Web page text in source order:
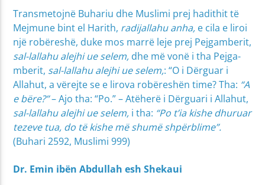
Transmetojnë Buhariu dhe Muslimi prej hadithit të
Mejmune bint el Harith, radijallahu anha, e cila e liroi
një robëreshë, duke mos marrë leje prej Pejgamberit,
sal-lallahu alejhi ue selem, dhe më vonë i tha Pejga­
mberit, sal-lallahu alejhi ue selem,: “O i Dërguar i
Allahut, a vërejte se e lirova robëreshën time? Tha: “A
e bëre?”– Ajo tha: “Po.” – Atëherë i Dërguari i Allahut,
sal-lallahu alejhi ue selem, i tha: “Po t’ia kishe dhuruar
tezeve tua, do të kishe më shumë shpërblime”.
(Buhari 2592, Muslimi 999)
Dr. Emin ibën Abdullah esh Shekaui